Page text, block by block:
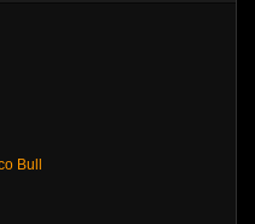
Bull